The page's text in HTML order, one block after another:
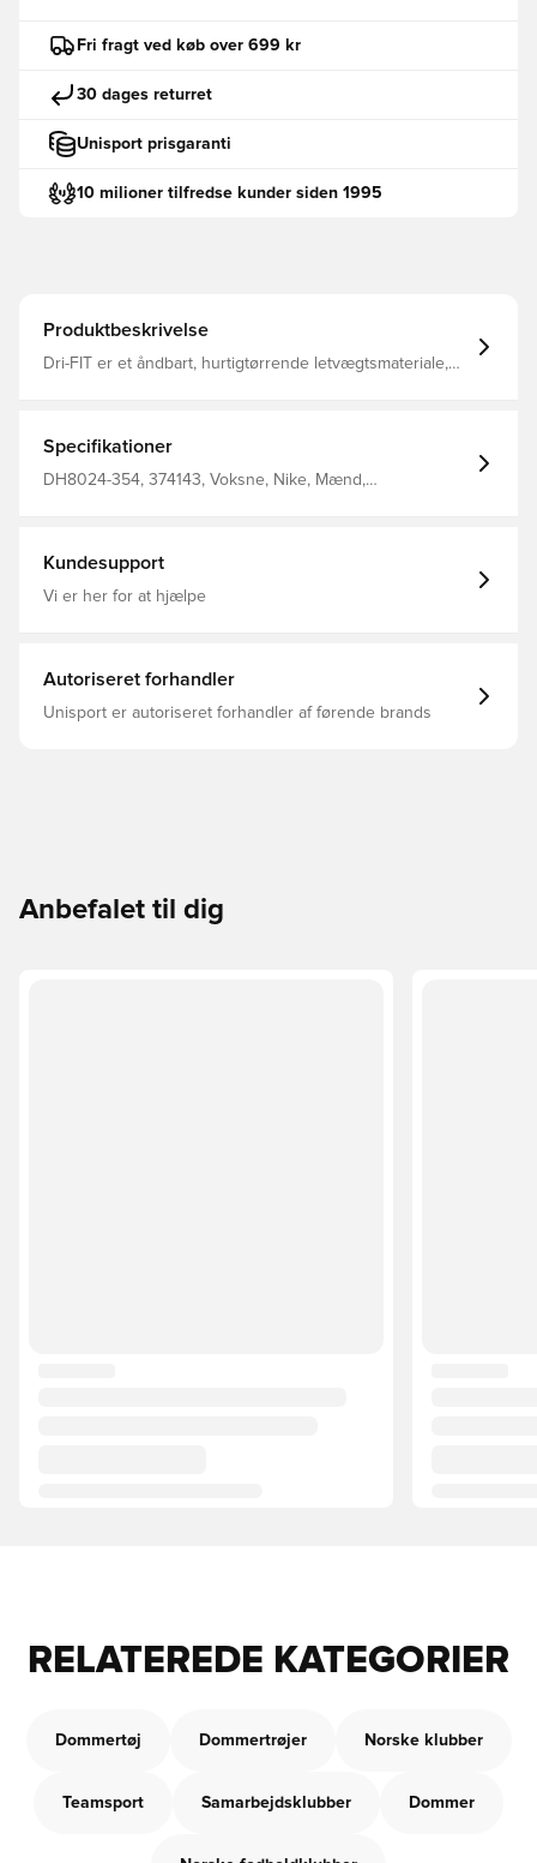
Fri fragt ved køb over 699 kr
30 dages returret
Unisport prisgaranti
10 milioner tilfredse kunder siden 1995
Produktbeskrivelse
Dri-FIT er et åndbart, hurtigtørrende letvægtsmateriale,
Regelmæssig pasform Fremstillet af 100% genanvendt
polyester.
Specifikationer
DH8024-354, 374143, Voksne, Nike, Mænd,
Kundesupport
Vi er her for at hjælpe
Autoriseret forhandler
Unisport er autoriseret forhandler af førende brands
Anbefalet til dig
RELATEREDE KATEGORIER
Dommertøj Dommertrøjer Norske klubber
Teamsport Samarbejdsklubber Dommer